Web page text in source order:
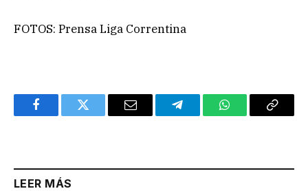
FOTOS: Prensa Liga Correntina
FacebookTwitter Email TelegramWhatsAppCopy
LEER MÁS